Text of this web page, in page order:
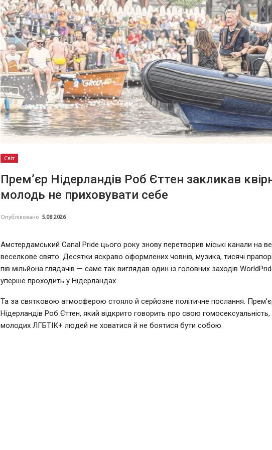
Світ
Прем’єр Нідерландів Роб Єттен закликав
молодь не приховувати себе
Опубліковано 5.08.2026
Амстердамський Canal Pride цього року знову перетворив міські канали на
веселкове свято. Десятки яскраво оформлених човнів, музика, тисячі
пів мільйона глядачів — саме так виглядав один із головних заходів
уперше проходить у Нідерландах.
Та за святковою атмосферою стояло й серйозне політичне послання.
Нідерландів Роб Єттен, який відкрито говорить про свою
молодих ЛГБТІК+ людей не ховатися й не боятися бути собою.